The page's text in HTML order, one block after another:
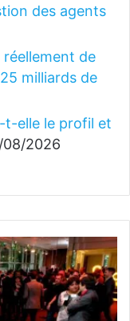
des agents
réellement de
milliards de
t-elle le profil et
2026